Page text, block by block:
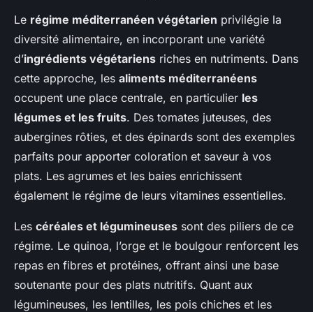
Le régime méditerranéen végétarien privilégie la
diversité alimentaire, en incorporant une variété
d’ingrédients végétariens riches en nutriments. Dans
cette approche, les aliments méditerranéens
occupent une place centrale, en particulier les
légumes et les fruits. Des tomates juteuses, des
aubergines rôties, et des épinards sont des exemples
parfaits pour apporter coloration et saveur à vos
plats. Les agrumes et les baies enrichissent
également le régime de leurs vitamines essentielles.
Les céréales et légumineuses sont des piliers de ce
régime. Le quinoa, l’orge et le boulgour renforcent les
repas en fibres et protéines, offrant ainsi une base
soutenante pour des plats nutritifs. Quant aux
légumineuses, les lentilles, les pois chiches et les